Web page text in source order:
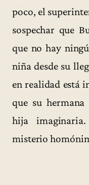
poco, el
sospechar que
que no hay
niña desde su
en realidad está
que su
hija
misterio